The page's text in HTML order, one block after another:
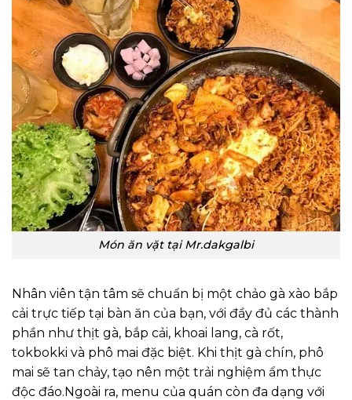
Món ăn vặt tại Mr.dakgalbi
Nhân viên tận tâm sẽ chuẩn bị một chảo gà xào bắp
cải trực tiếp tại bàn ăn của bạn, với đầy đủ các thành
phần như thịt gà, bắp cải, khoai lang, cà rốt,
tokbokki và phô mai đặc biệt. Khi thịt gà chín, phô
mai sẽ tan chảy, tạo nên một trải nghiệm ẩm thực
độc đáo.Ngoài ra, menu của quán còn đa dạng với